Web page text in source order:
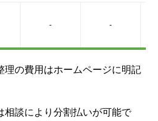
- -
理の費用はホームページに明記
相談により分割払いが可能で